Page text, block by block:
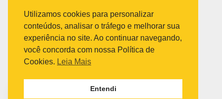
Bairro Industrial do Jacaré
Rio de Janeiro – RJ – CEP: 20970-031
Telefone:
(21) 3278-8069
(21) 3995-7512
Utilizamos cookies para personalizar
conteúdos, analisar o tráfego e melhorar sua
experiência no site. Ao continuar navegando,
você concorda com nossa Política de
Cookies. Leia Mais
Entendi